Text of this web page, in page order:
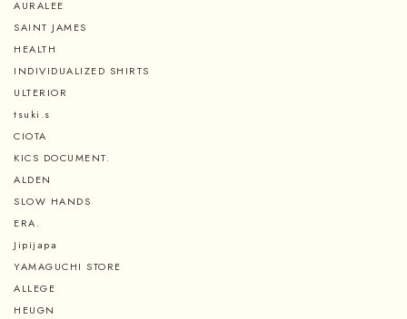
AURALEE
SAINT JAMES
HEALTH
INDIVIDUALIZED SHIRTS
ULTERIOR
tsuki.s
CIOTA
KICS DOCUMENT.
ALDEN
SLOW HANDS
ERA.
Jipijapa
YAMAGUCHI STORE
ALLEGE
HEUGN